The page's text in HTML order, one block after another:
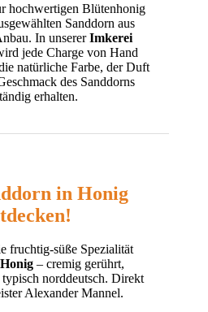
hochwertigen Blütenhonig
Sanddorn aus
In unsererImkerei
jede Charge von Hand
natürliche Farbe, der Duft
des Sanddorns
erhalten.
in Honig
fruchtig-süße Spezialität
– cremig gerührt,
norddeutsch. Direkt
Alexander Mannel.